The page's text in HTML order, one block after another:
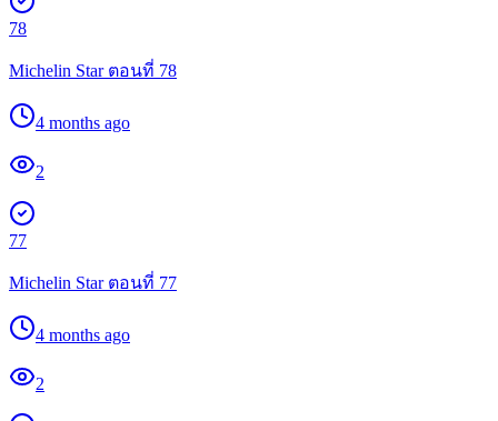
78
Michelin Star ตอนที่ 78
4 months ago
2
77
Michelin Star ตอนที่ 77
4 months ago
2